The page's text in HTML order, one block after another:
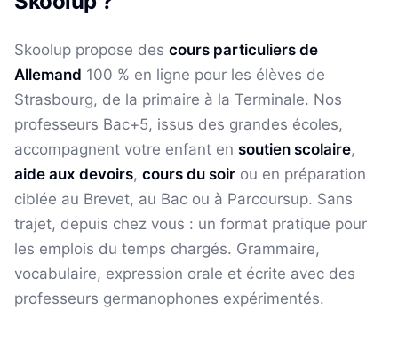
Skoolup propose des cours particuliers de
Allemand 100 % en ligne pour les élèves de
Strasbourg, de la primaire à la Terminale. Nos
professeurs Bac+5, issus des grandes écoles,
accompagnent votre enfant en soutien scolaire,
aide aux devoirs, cours du soir ou en préparation
ciblée au Brevet, au Bac ou à Parcoursup. Sans
trajet, depuis chez vous : un format pratique pour
les emplois du temps chargés. Grammaire,
vocabulaire, expression orale et écrite avec des
professeurs germanophones expérimentés.